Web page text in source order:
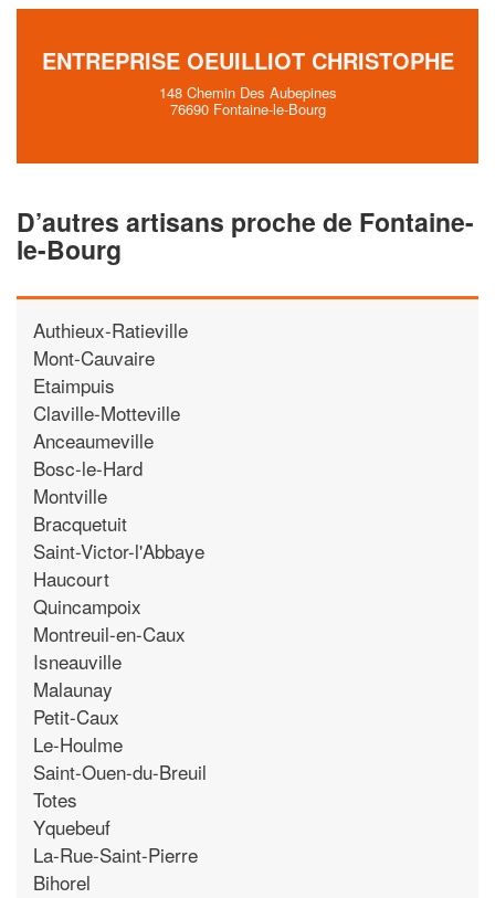
ENTREPRISE OEUILLIOT CHRISTOPHE
148 Chemin Des Aubepines
76690 Fontaine-le-Bourg
D’autres artisans proche de Fontaine-
le-Bourg
Authieux-Ratieville
Mont-Cauvaire
Etaimpuis
Claville-Motteville
Anceaumeville
Bosc-le-Hard
Montville
Bracquetuit
Saint-Victor-l'Abbaye
Haucourt
Quincampoix
Montreuil-en-Caux
Isneauville
Malaunay
Petit-Caux
Le-Houlme
Saint-Ouen-du-Breuil
Totes
Yquebeuf
La-Rue-Saint-Pierre
Bihorel